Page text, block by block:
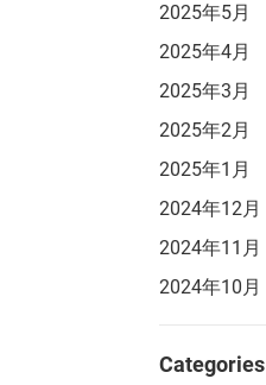
2025年5月
2025年4月
2025年3月
2025年2月
2025年1月
2024年12月
2024年11月
2024年10月
Categories